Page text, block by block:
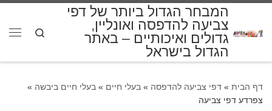
המבחר הגדול ביותר של דפי
צביעה להדפסה ואונליין,
גדולים ואיכותיים – באתר
הגדול בישראל
Search
דף הבית » דפי צביעה להדפסה » בעלי חיים » בעלי חיים ביבשה »
צפרדע דפי צביעה